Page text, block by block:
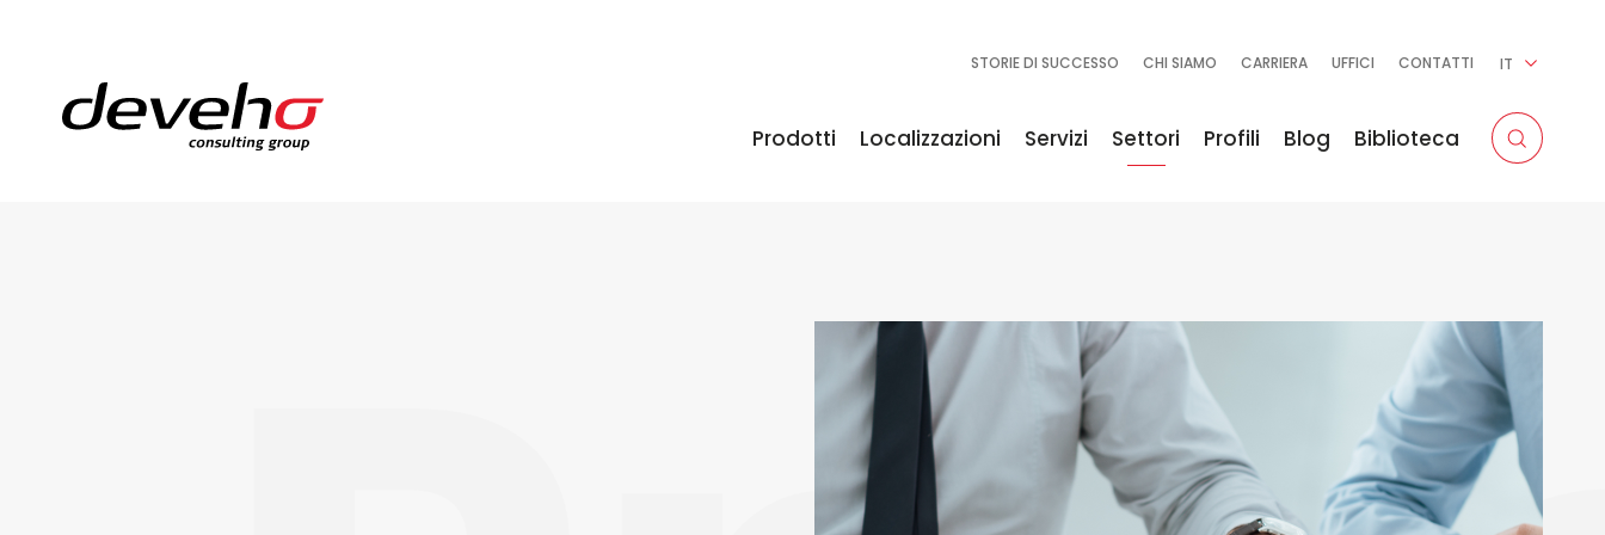
STORIE DI SUCCESSO CHI SIAMO CARRIERA UFFICI CONTATTI IT
Prodotti Localizzazioni Servizi Settori Profili Blog Biblioteca